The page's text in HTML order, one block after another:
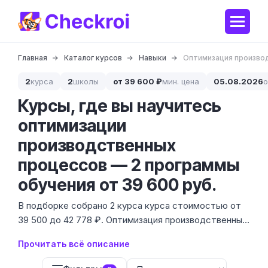
Главная Каталог курсов Навыки Оптимизация
2курса 2школы от 39 600 ₽мин. цена 05.08.2026
Курсы, где вы научитесь
оптимизации
производственных
процессов — 2 программы
обучения от 39 600 руб.
В подборке собрано 2 курса курса стоимостью от
39 500 до 42 778 ₽. Оптимизация производственных
находить и устранять скрытые потери в циклах,
логистике и работе персонала. Мы отобрали
Прочитать всё описание